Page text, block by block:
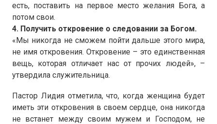
есть, поставить на первое место желания Бога, а
потом свои.
4. Получить откровение о следовании за Богом.
«Мы никогда не сможем пойти дальше этого мира,
не имя откровения. Откровение – это единственная
вещь, которая отличает нас от прочих людей», –
утвердила служительница.
Пастор Лидия отметила, что, когда женщина будет
иметь эти откровения в своем сердце, она никогда
не встанет между своим мужем и Господом, не